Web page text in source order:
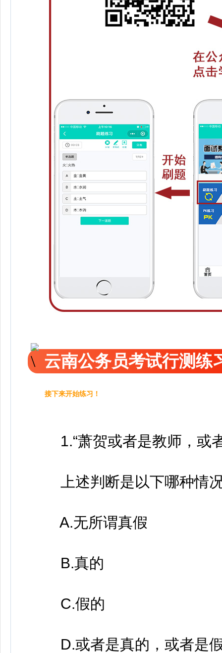
云南公务员考试行测练
接下来开始练习！
1.“萧贺或者是教师，或
上述判断是以下哪种情
A.无所谓真假
B.真的
C.假的
D.或者是真的，或者是